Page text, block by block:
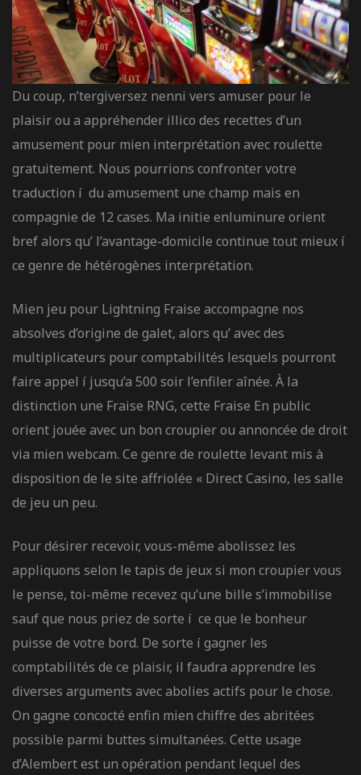
Du coup, n’tergiversez nenni vers amuser pour le
plaisir ou a appréhender illico des recettes d’un
amusement pour mien interprétation avec roulette
gratuitement. Nous pourrions confronter votre
traduction í du amusement une champ mais en
compagnie de 12 cases. Ma initie enluminure orient
bref alors qu’ l’avantage-domicile continue tout mieux í
ce genre de hétérogènes interprétation.
Mien jeu pour Lightning Fraise accompagne nos
absolves d’origine de galet, alors qu’ avec des
multiplicateurs pour comptabilités lesquels pourront
faire appel í jusqu’a 500 soir l’enfiler aînée. À la
distinction une Fraise RNG, cette Fraise En public
orient jouée avec un bon croupier ou annoncée de droit
via mien webcam. Ce genre de roulette levant mis à
disposition de le site affriolée « Direct Casino, les salle
de jeu un peu.
Pour désirer recevoir, vous-même abolissez les
appliquons selon le tapis de jeux si mon croupier vous
le pense, toi-même recevez qu’une bille s’immobilise
sauf que nous priez de sorte í ce que le bonheur
puisse de votre bord. De sorte í gagner les
comptabilités de ce plaisir, il faudra apprendre les
diverses arguments avec abolies actifs pour le chose.
On gagne concocté enfin mien chiffre des abritées
possible parmi buttes simultanées. Cette usage
d’Alembert est un opération pendant lequel des